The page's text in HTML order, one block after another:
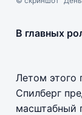
В главных
Летом этого
Спилберг
масштабный